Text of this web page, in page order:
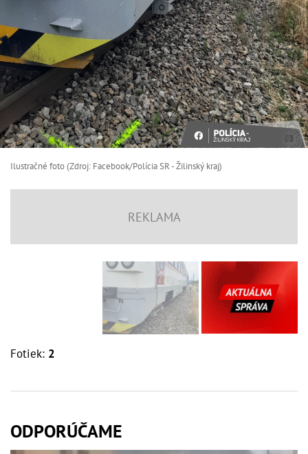
Ilustračné foto (Zdroj: Facebook/Polícia SR - Žilinský kraj)
Fotiek: 2
ODPORÚČAME